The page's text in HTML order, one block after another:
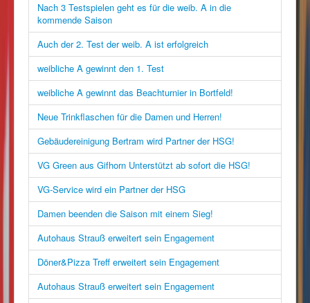
Nach 3 Testspielen geht es für die weib. A in die
kommende Saison
Auch der 2. Test der weib. A ist erfolgreich
weibliche A gewinnt den 1. Test
weibliche A gewinnt das Beachturnier in Bortfeld!
Neue Trinkflaschen für die Damen und Herren!
Gebäudereinigung Bertram wird Partner der HSG!
VG Green aus Gifhorn Unterstützt ab sofort die HSG!
VG-Service wird ein Partner der HSG
Damen beenden die Saison mit einem Sieg!
Autohaus Strauß erweitert sein Engagement
Döner&Pizza Treff erweitert sein Engagement
Autohaus Strauß erweitert sein Engagement